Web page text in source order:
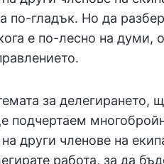
по-гладък. Но да
е по-лесно на думи,
за делегирането,
подчертаем
други членове на
работа, за да